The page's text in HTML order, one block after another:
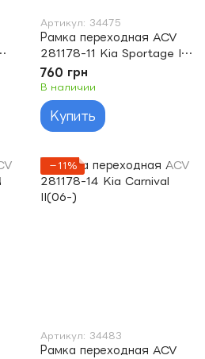
Артикул: 34475
Рамка переходная ACV
281178-11 Kia Sportage II
01/2004-(1din)
760 грн
В наличии
Купить
−11%
Артикул: 34483
Рамка переходная ACV